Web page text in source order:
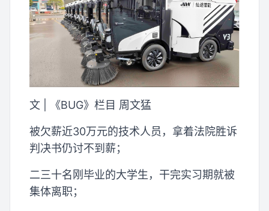
文 | 《BUG》栏目 周文猛
被欠薪近30万元的技术人员，拿着法院胜诉
判决书仍讨不到薪；
二三十名刚毕业的大学生，干完实习期就被
集体离职；